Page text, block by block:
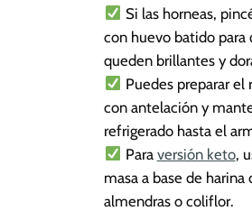
Si las horneas,
con huevo batido para
queden brillantes y
Puedes preparar el
con antelación y
refrigerado hasta el
Para versión keto,
masa a base de harina
almendras o coliflor.